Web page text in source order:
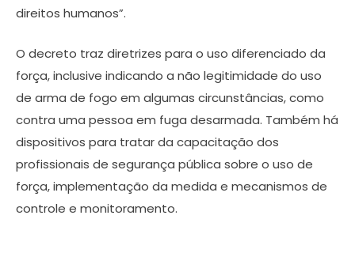
direitos humanos”.
O decreto traz diretrizes para o uso diferenciado da
força, inclusive indicando a não legitimidade do uso
de arma de fogo em algumas circunstâncias, como
contra uma pessoa em fuga desarmada. Também há
dispositivos para tratar da capacitação dos
profissionais de segurança pública sobre o uso de
força, implementação da medida e mecanismos de
controle e monitoramento.